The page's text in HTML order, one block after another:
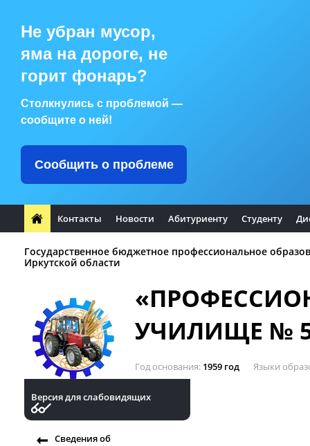
Не убран мусор,
яма на дороге, не
горит фонарь?
Столкнулись с проблемой —
сообщите о ней!
Сообщить о проблеме
Контакты Новости Абитуриенту Студенту
Государственное бюджетное профессиональное
Иркутской области
УЧИЛИЩЕ №
Год основания 1959 год Языки
Версия для слабовидящих
Сведения об